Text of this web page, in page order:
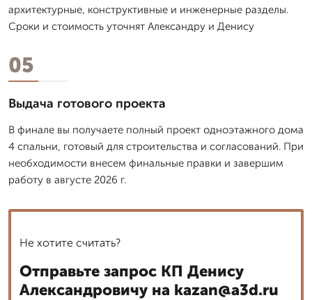
архитектурные, конструктивные и инженерные разделы.
Сроки и стоимость уточнят Александру и Денису
05
Выдача готового проекта
В финале вы получаете полный проект одноэтажного дома
4 спальни, готовый для строительства и согласований. При
необходимости внесем финальные правки и завершим
работу в августе 2026 г.
Не хотите считать?
Отправьте запрос КП Денису
Александровичу на kazan@a3d.ru